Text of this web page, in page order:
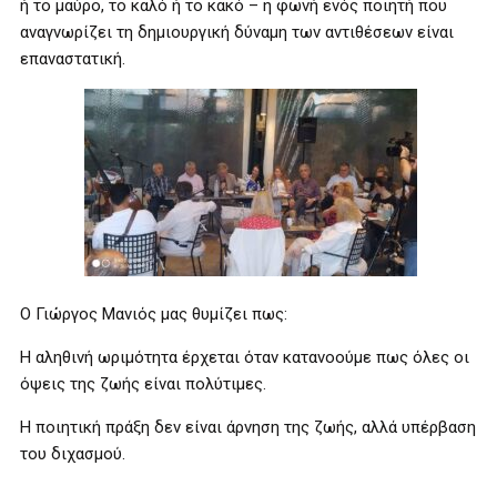
ή το μαύρο, το καλό ή το κακό – η φωνή ενός ποιητή που
αναγνωρίζει τη δημιουργική δύναμη των αντιθέσεων είναι
επαναστατική.
Ο Γιώργος Μανιός μας θυμίζει πως:
Η αληθινή ωριμότητα έρχεται όταν κατανοούμε πως όλες οι
όψεις της ζωής είναι πολύτιμες.
Η ποιητική πράξη δεν είναι άρνηση της ζωής, αλλά υπέρβαση
του διχασμού.